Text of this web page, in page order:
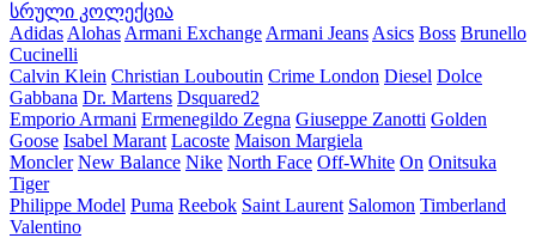
სრული კოლექცია
Adidas Alohas Armani Exchange Armani Jeans Asics Boss Brunello
Cucinelli
Calvin Klein Christian Louboutin Crime London Diesel Dolce
Gabbana Dr. Martens Dsquared2
Emporio Armani Ermenegildo Zegna Giuseppe Zanotti Golden
Goose Isabel Marant Lacoste Maison Margiela
Moncler New Balance Nike North Face Off-White On Onitsuka
Tiger
Philippe Model Puma Reebok Saint Laurent Salomon Timberland
Valentino